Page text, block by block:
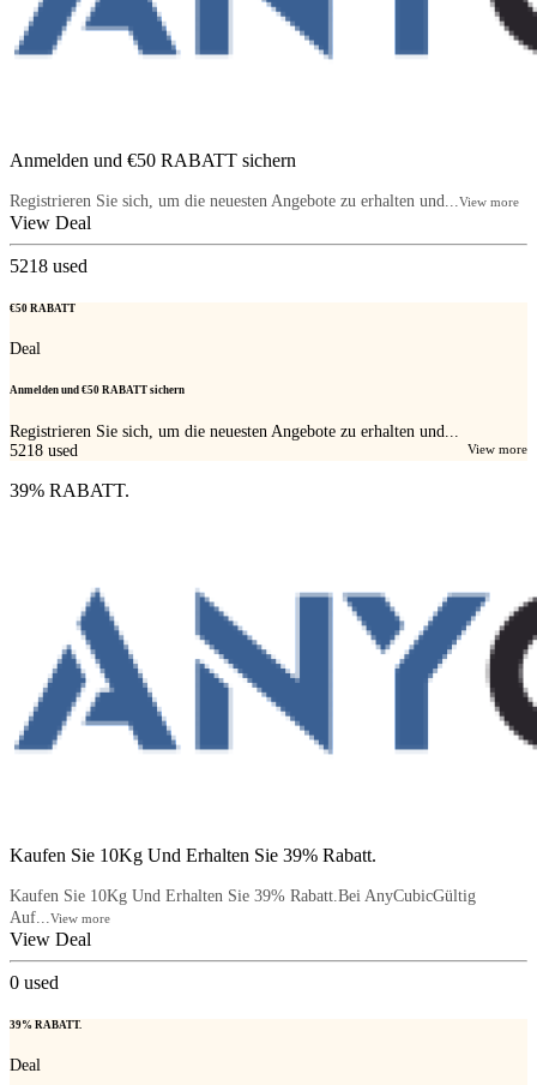
Anmelden und €50 RABATT sichern
Registrieren Sie sich, um die neuesten Angebote zu erhalten und... View more
View Deal
5218 used
€50 RABATT
Deal
Anmelden und €50 RABATT sichern
Registrieren Sie sich, um die neuesten Angebote zu erhalten und...
View more
5218 used
39% RABATT.
Kaufen Sie 10Kg Und Erhalten Sie 39% Rabatt.
Kaufen Sie 10Kg Und Erhalten Sie 39% Rabatt.Bei AnyCubicGültig
Auf...
View more
View Deal
0 used
39% RABATT.
Deal